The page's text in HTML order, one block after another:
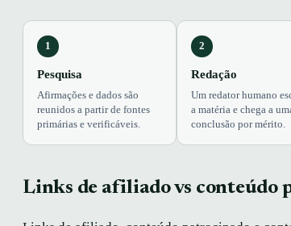
1
Pesquisa
Afirmações e dados são
reunidos a partir de fontes
primárias e verificáveis.
2
Redação
Um redator humano
a matéria e chega a
conclusão por mérito.
Links de afiliado vs conteúdo